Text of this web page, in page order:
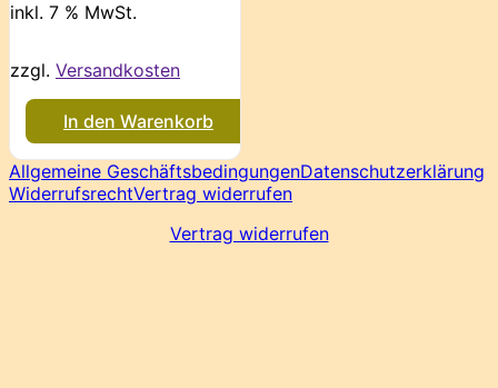
inkl. 7 % MwSt.
zzgl. Versandkosten
In den Warenkorb
Allgemeine GeschäftsbedingungenDatenschutzerklärung
WiderrufsrechtVertrag widerrufen
Vertrag widerrufen